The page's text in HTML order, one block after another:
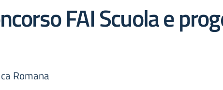
FAI Scuola e
Romana